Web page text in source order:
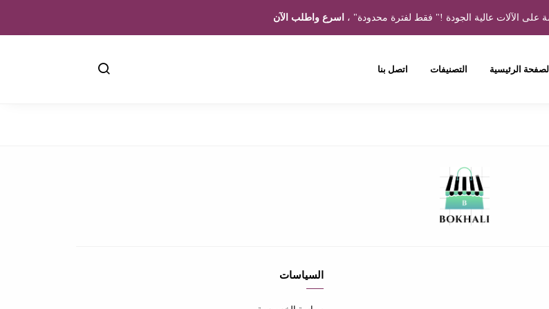
الآلات عالية الجودة !" فقط لفترة محدودة" ، اسرع واطلب الآن
الرئيسية التصنيفات اتصل بنا
السياسات